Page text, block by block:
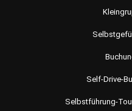
Self-Drive-
Selbstführung-